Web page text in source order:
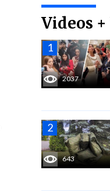
Videos
2037
643